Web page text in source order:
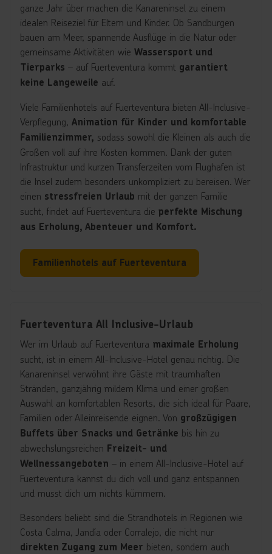
ganze Jahr über machen die Kanareninsel zu einem
idealen Reiseziel für Eltern und Kinder. Ob Sandburgen
bauen am Meer, spannende Ausflüge in die Natur oder
gemeinsame Aktivitäten wie Wassersport und
Tierparks – auf Fuerteventura kommt garantiert
keine Langeweile auf.
Viele Familienhotels auf Fuerteventura bieten All-Inclusive-
Verpflegung, Animation für Kinder und komfortable
Familienzimmer, sodass sowohl die Kleinen als auch die
Großen voll auf ihre Kosten kommen. Dank der guten
Infrastruktur und kurzen Transferzeiten vom Flughafen ist
die Insel zudem besonders unkompliziert zu bereisen. Wer
einen stressfreien Urlaub mit der ganzen Familie
sucht, findet auf Fuerteventura die perfekte Mischung
aus Erholung, Abenteuer und Komfort.
Familienhotels auf Fuerteventura
Fuerteventura All Inclusive-Urlaub
Wer im Urlaub auf Fuerteventura maximale Erholung
sucht, ist in einem All-Inclusive-Hotel genau richtig. Die
Kanareninsel verwöhnt ihre Gäste mit traumhaften
Stränden, ganzjährig mildem Klima und einer großen
Auswahl an komfortablen Resorts, die sich ideal für Paare,
Familien oder Alleinreisende eignen. Von großzügigen
Buffets über Snacks und Getränke bis hin zu
abwechslungsreichen Freizeit- und
Wellnessangeboten – in einem All-Inclusive-Hotel auf
Fuerteventura kannst du dich voll und ganz entspannen
und musst dich um nichts kümmern.
Besonders beliebt sind die Strandhotels in Regionen wie
Costa Calma, Jandía oder Corralejo, die nicht nur
direkten Zugang zum Meer bieten, sondern auch